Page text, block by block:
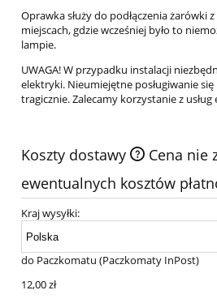
Oprawka służy do podłączenia żarówki
miejscach, gdzie wcześniej było to
lampie.
UWAGA! W przypadku instalacji
elektryki. Nieumiejętne posługiwanie
tragicznie. Zalecamy korzystanie z
Koszty dostawy
Cena nie
ewentualnych kosztów
Kraj wysyłki:
do Paczkomatu (Paczkomaty InPost)
12,00 zł